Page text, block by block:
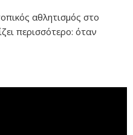
αθλητισμός στο
περισσότερο: όταν